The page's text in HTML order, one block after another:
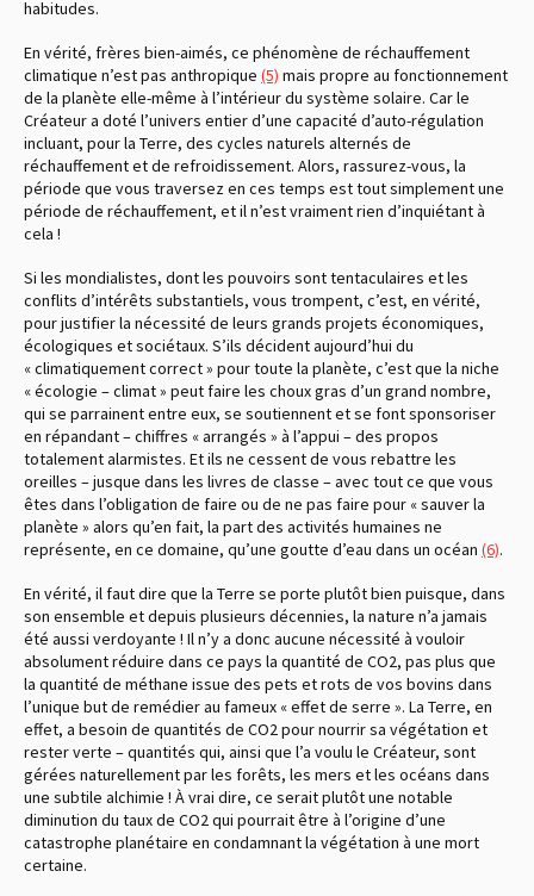
habitudes.
En vérité, frères bien-aimés, ce phénomène de réchauffement
climatique n’est pas anthropique (5) mais propre au fonctionnement
de la planète elle-même à l’intérieur du système solaire. Car le
Créateur a doté l’univers entier d’une capacité d’auto-régulation
incluant, pour la Terre, des cycles naturels alternés de
réchauffement et de refroidissement. Alors, rassurez-vous, la
période que vous traversez en ces temps est tout simplement une
période de réchauffement, et il n’est vraiment rien d’inquiétant à
cela !
Si les mondialistes, dont les pouvoirs sont tentaculaires et les
conflits d’intérêts substantiels, vous trompent, c’est, en vérité,
pour justifier la nécessité de leurs grands projets économiques,
écologiques et sociétaux. S’ils décident aujourd’hui du
« climatiquement correct » pour toute la planète, c’est que la niche
« écologie – climat » peut faire les choux gras d’un grand nombre,
qui se parrainent entre eux, se soutiennent et se font sponsoriser
en répandant – chiffres « arrangés » à l’appui – des propos
totalement alarmistes. Et ils ne cessent de vous rebattre les
oreilles – jusque dans les livres de classe – avec tout ce que vous
êtes dans l’obligation de faire ou de ne pas faire pour « sauver la
planète » alors qu’en fait, la part des activités humaines ne
représente, en ce domaine, qu’une goutte d’eau dans un océan (6).
En vérité, il faut dire que la Terre se porte plutôt bien puisque, dans
son ensemble et depuis plusieurs décennies, la nature n’a jamais
été aussi verdoyante ! Il n’y a donc aucune nécessité à vouloir
absolument réduire dans ce pays la quantité de CO2, pas plus que
la quantité de méthane issue des pets et rots de vos bovins dans
l’unique but de remédier au fameux « effet de serre ». La Terre, en
effet, a besoin de quantités de CO2 pour nourrir sa végétation et
rester verte – quantités qui, ainsi que l’a voulu le Créateur, sont
gérées naturellement par les forêts, les mers et les océans dans
une subtile alchimie ! À vrai dire, ce serait plutôt une notable
diminution du taux de CO2 qui pourrait être à l’origine d’une
catastrophe planétaire en condamnant la végétation à une mort
certaine.